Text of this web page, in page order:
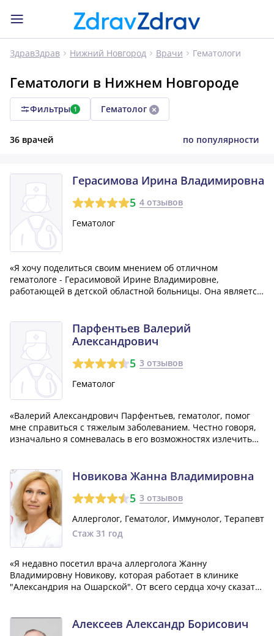
ЗдравЗдрав Нижний Новгород Врачи Гематологи
Гематологи в Нижнем Новгороде
Фильтры 1 Гематолог
36 врачей по популярности
Герасимова Ирина Владимировна
5 4 отзывов
Гематолог
«Я хочу поделиться своим мнением об отличном
гематологе - Герасимовой Ирине Владимировне,
работающей в детской областной больницы. Она является
помогает справиться с проблемами, связанными с кровью,
Парфентьев Валерий
Александрович
5 3 отзывов
Гематолог
«Валерий Александрович Парфентьев, гематолог, помог
мне справиться с тяжелым заболеванием. Честно говоря,
изначально я сомневалась в его возможностях излечить
Хочу искренне поблагодарить В...»
Новикова Жанна Владимировна
5 3 отзывов
Аллерголог, Гематолог, Иммунолог, Терапевт
Стаж 31 год
«Я недавно посетил врача аллерголога Жанну
Владимировну Новикову, которая работает в клинике
"Александрия на Ошарской". От всего сердца хочу сказать,
и обращусь к ней в случае необходи...»
Алексеев Александр Борисович